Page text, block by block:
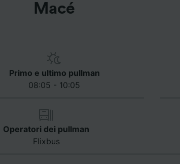
Macé
Primo e ultimo pullman
08:05 - 10:05
Operatori dei pullman
Flixbus